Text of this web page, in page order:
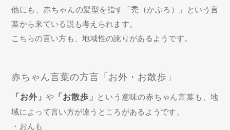
他にも、赤ちゃんの髪型を指す「禿（かぶろ）」という言
葉から来ている説も考えられます。
こちらの言い方も、地域性の訛りがあるようです。
赤ちゃん言葉の方言「お外・お散歩」
「お外」 や 「お散歩」
という意味の赤ちゃん言葉も、地
域によって言い方が違うところがあるようです。
・おんも